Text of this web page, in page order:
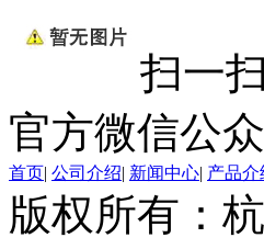
扫一
官方微信公
首页| 公司介绍| 新闻中心| 产品介
版权所有：